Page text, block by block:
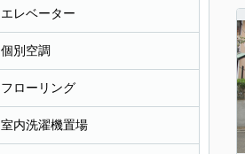
エレベーター
個別空調
フローリング
室内洗濯機置場